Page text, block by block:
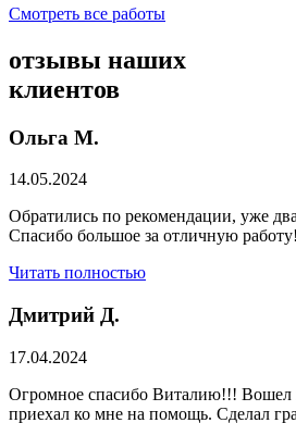
Смотреть все работы
отзывы наших
клиентов
Ольга М.
14.05.2024
Обратились по рекомендации, уже
Спасибо большое за отличную работу!
Читать полностью
Дмитрий Д.
17.04.2024
Огромное спасибо Виталию!!!
приехал ко мне на помощь. Сделал